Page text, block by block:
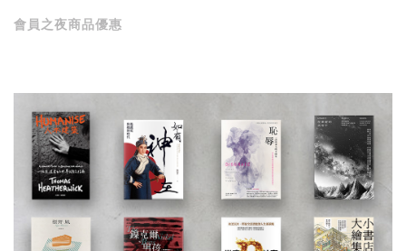
會員之夜商品優惠